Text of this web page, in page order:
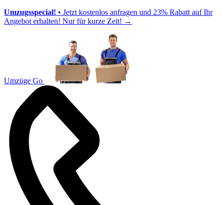
Umzugsspecial! • Jetzt kostenlos anfragen und 23% Rabatt auf Ihr
Angebot erhalten! Nur für kurze Zeit! →
Umzüge Go